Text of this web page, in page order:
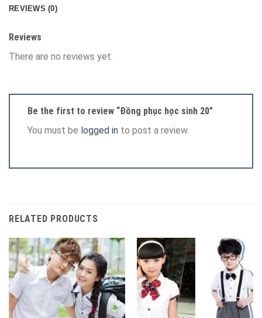
REVIEWS (0)
Reviews
There are no reviews yet.
Be the first to review “Đồng phục học sinh 20”
You must be logged in to post a review.
RELATED PRODUCTS